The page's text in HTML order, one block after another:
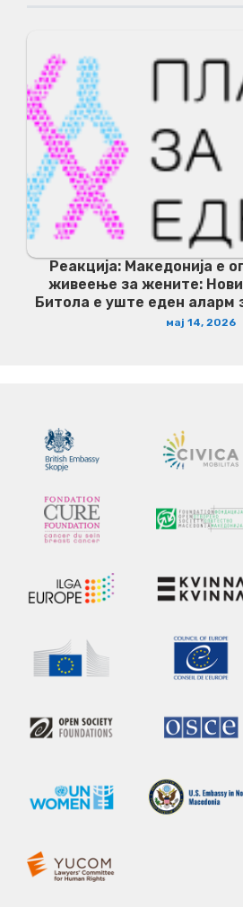
Реакција: Македонија е
живеење за жените:
Битола е уште еден аларм
мај 14, 2026